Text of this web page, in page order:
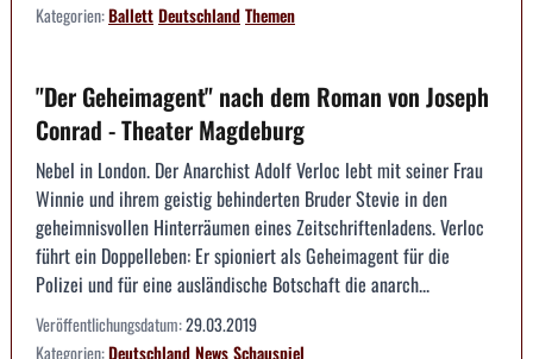
Kategorien:BallettDeutschlandThemen
"Der Geheimagent" nach dem Roman von Joseph
Conrad - Theater Magdeburg
Nebel in London. Der Anarchist Adolf Verloc lebt mit seiner Frau
Winnie und ihrem geistig behinderten Bruder Stevie in den
geheimnisvollen Hinterräumen eines Zeitschriftenladens. Verloc
führt ein Doppelleben: Er spioniert als Geheimagent für die
Polizei und für eine ausländische Botschaft die anarch...
Veröffentlichungsdatum:29.03.2019
Kategorien:DeutschlandNewsSchauspiel